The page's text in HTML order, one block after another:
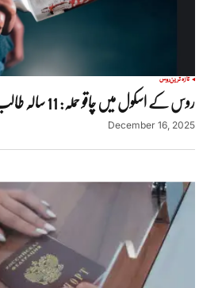
تازہ ترینروس
روس کے اسکول میں چاقو حملہ: 11 سالہ طالب علم ہلاک، ملزم گرفتار
December 16, 2025